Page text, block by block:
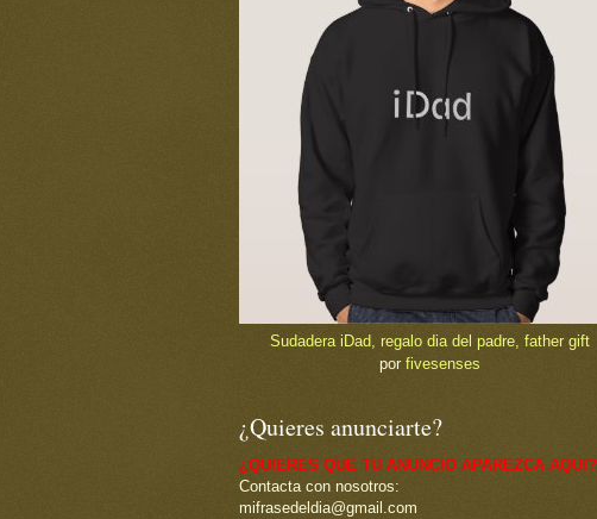
Sudadera iDad, regalo dia del padre, father gift
por fivesenses
¿Quieres anunciarte?
¿QUIERES QUE TU ANUNCIO APAREZCA AQUI?
Contacta con nosotros:
mifrasedeldia@gmail.com